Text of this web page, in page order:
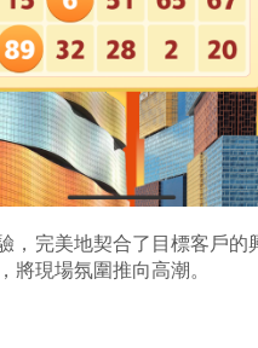
，完美地契合了目標客戶
將現場氛圍推向高潮。